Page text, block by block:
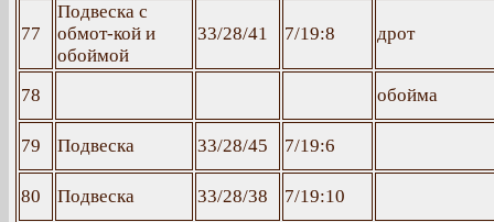
77
Подвеска с
обмот-кой и
обоймой
33/28/41 7/19:8 дрот
78 обойма
79 Подвеска 33/28/45 7/19:6
80 Подвеска 33/28/38 7/19:10